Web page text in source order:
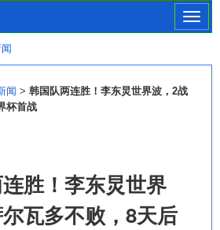
切
换
航
闻 > 韩国队两连胜！李东炅世界波，2战
杯首战
胜！李东炅世界
瓦多不败，8天后